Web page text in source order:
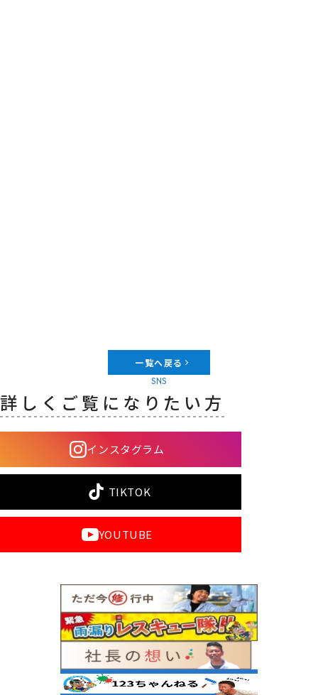
一覧へ戻る
SNS
詳しくご覧になりたい方
インスタグラム
TIKTOK
YOUTUBE